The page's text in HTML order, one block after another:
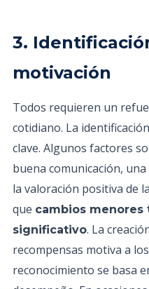
3.
motivación
Todos requieren un
cotidiano. La
clave. Algunos factores
buena comunicación,
la valoración positiva de
que cambios
significativo. La
recompensas motiva a
reconocimiento se basa